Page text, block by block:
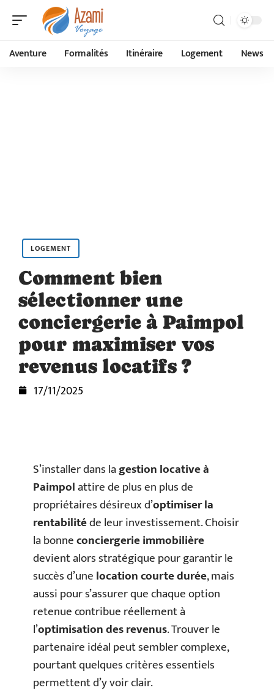
Aventure Formalités Itinéraire Logement News
LOGEMENT
Comment bien
sélectionner une
conciergerie à Paimpol
pour maximiser vos
revenus locatifs ?
17/11/2025
S’installer dans lagestion locative à
Paimpolattire de plus en plus de
propriétaires désireux d’optimiser la
rentabilitéde leur investissement. Choisir
la bonneconciergerie immobilière
devient alors stratégique pour garantir le
succès d’unelocation courte durée, mais
aussi pour s’assurer que chaque option
retenue contribue réellement à
l’optimisation des revenus. Trouver le
partenaire idéal peut sembler complexe,
pourtant quelques critères essentiels
permettent d’y voir clair.